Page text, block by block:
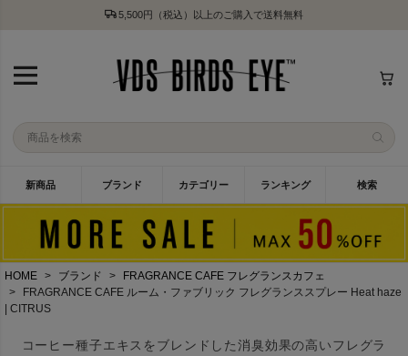
5,500円（税込）以上のご購入で送料無料
新商品 ブランド カテゴリー ランキング 検索
HOME ブランド
FRAGRANCE CAFE フレグランスカフェ
FRAGRANCE CAFE ルーム・ファブリック フレグランススプレー Heat haze
| CITRUS
コーヒー種子エキスをブレンドした消臭効果の高いフレグラ